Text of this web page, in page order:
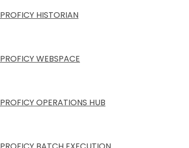
PROFICY HISTORIAN
PROFICY WEBSPACE
PROFICY OPERATIONS HUB